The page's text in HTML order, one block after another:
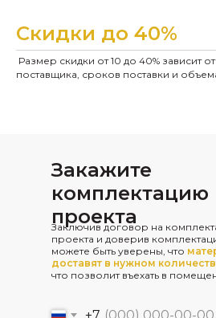
Скидки до 40%
Размер скидки от 10 до 40% зависит
поставщика, сроков поставки и
Заключив договор на
проекта и доверив
можете быть уверены, что
доставят в нужном
что позволит въехать в
Закажите
комплектацию
проекта